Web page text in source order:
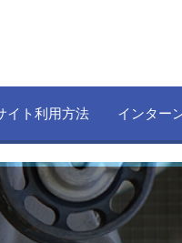
イト利用方法 インター